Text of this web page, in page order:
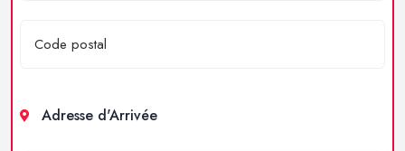
Adresse d'Arrivée